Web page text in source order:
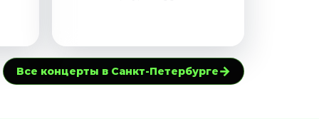
Все концерты в Санкт-Петербурге→